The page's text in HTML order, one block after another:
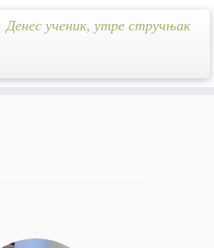
Денес ученик, утре стручњак